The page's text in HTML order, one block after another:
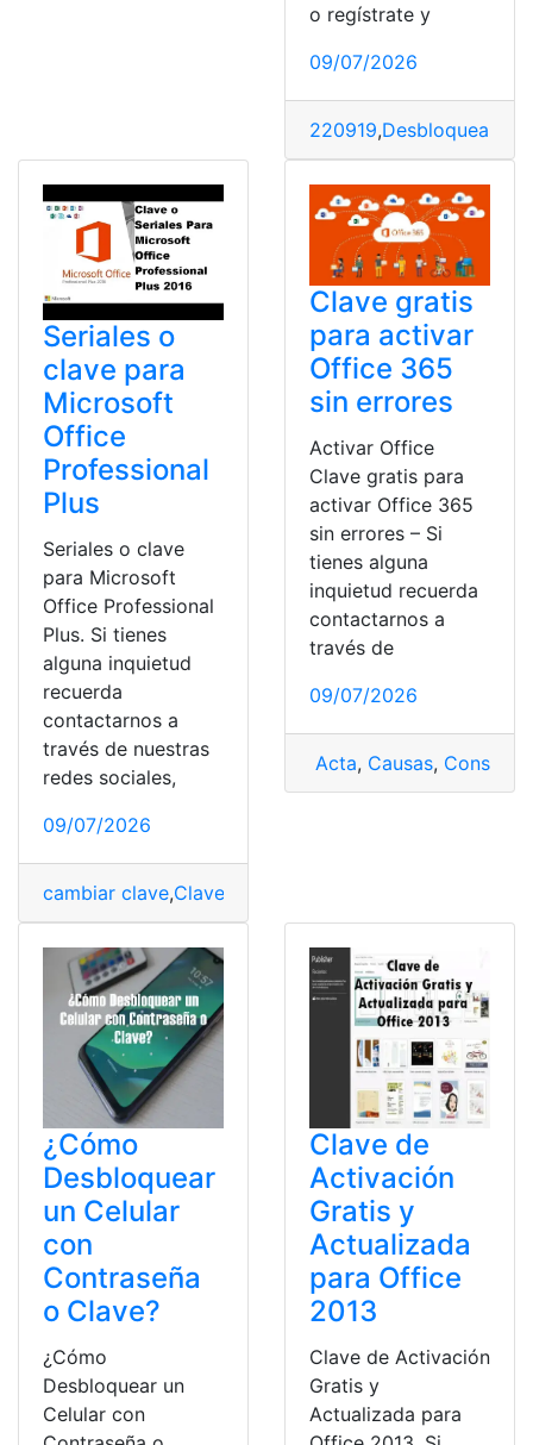
o regístrate y
09/07/2026
220919,Desbloquear
Seriales o
clave para
Microsoft
Office
Professional
Plus
Seriales o clave
para Microsoft
Office Professional
Plus. Si tienes
alguna inquietud
recuerda
contactarnos a
través de nuestras
redes sociales,
09/07/2026
cambiar clave,Clave
Clave gratis
para activar
Office 365
sin errores
Activar Office
Clave gratis para
activar Office 365
sin errores – Si
tienes alguna
inquietud recuerda
contactarnos a
través de
09/07/2026
Acta, Causas, Consejo
¿Cómo
Desbloquear
un Celular
con
Contraseña
o Clave?
¿Cómo
Desbloquear un
Celular con
Clave de
Activación
Gratis y
Actualizada
para Office
2013
Clave de Activación
Gratis y
Actualizada para